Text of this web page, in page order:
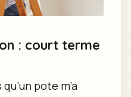
: court terme
pote m’a